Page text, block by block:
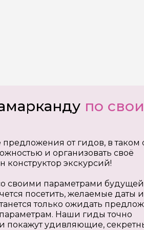
по
от гидов, в таком
и организовать своё
конструктор экскурсий!
своими параметрами будущей
посетить, желаемые даты и
только ожидать
Наши гиды точно
покажут удивляющие,